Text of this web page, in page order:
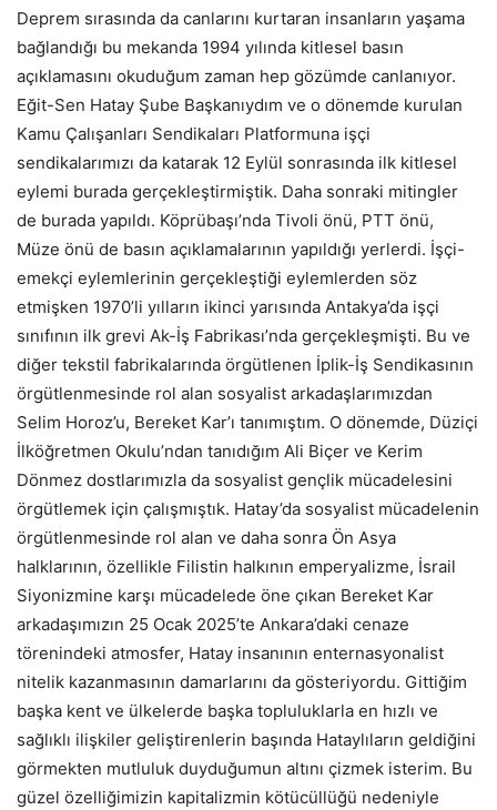
Deprem sırasında da canlarını kurtaran insanların yaşama
bağlandığı bu mekanda 1994 yılında kitlesel basın
açıklamasını okuduğum zaman hep gözümde canlanıyor.
Eğit-Sen Hatay Şube Başkanıydım ve o dönemde kurulan
Kamu Çalışanları Sendikaları Platformuna işçi
sendikalarımızı da katarak 12 Eylül sonrasında ilk kitlesel
eylemi burada gerçekleştirmiştik. Daha sonraki mitingler
de burada yapıldı. Köprübaşı’nda Tivoli önü, PTT önü,
Müze önü de basın açıklamalarının yapıldığı yerlerdi. İşçi-
emekçi eylemlerinin gerçekleştiği eylemlerden söz
etmişken 1970’li yılların ikinci yarısında Antakya’da işçi
sınıfının ilk grevi Ak-İş Fabrikası’nda gerçekleşmişti. Bu ve
diğer tekstil fabrikalarında örgütlenen İplik-İş Sendikasının
örgütlenmesinde rol alan sosyalist arkadaşlarımızdan
Selim Horoz’u, Bereket Kar’ı tanımıştım. O dönemde, Düziçi
İlköğretmen Okulu’ndan tanıdığım Ali Biçer ve Kerim
Dönmez dostlarımızla da sosyalist gençlik mücadelesini
örgütlemek için çalışmıştık. Hatay’da sosyalist mücadelenin
örgütlenmesinde rol alan ve daha sonra Ön Asya
halklarının, özellikle Filistin halkının emperyalizme, İsrail
Siyonizmine karşı mücadelede öne çıkan Bereket Kar
arkadaşımızın 25 Ocak 2025’te Ankara’daki cenaze
törenindeki atmosfer, Hatay insanının enternasyonalist
nitelik kazanmasının damarlarını da gösteriyordu. Gittiğim
başka kent ve ülkelerde başka topluluklarla en hızlı ve
sağlıklı ilişkiler geliştirenlerin başında Hataylıların geldiğini
görmekten mutluluk duyduğumun altını çizmek isterim. Bu
güzel özelliğimizin kapitalizmin kötücüllüğü nedeniyle